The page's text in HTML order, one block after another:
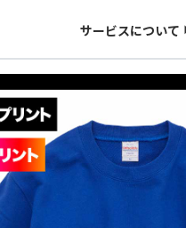
サービスについて
CORNER PRINTINGについて
料金について